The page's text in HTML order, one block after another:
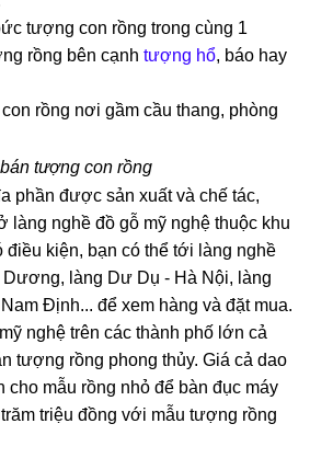
tượng con rồng trong cùng 1
rồng bên cạnh tượng hổ, báo hay
rồng nơi gầm cầu thang, phòng
tượng con rồng
phần được sản xuất và chế tác,
làng nghề đồ gỗ mỹ nghệ thuộc khu
điều kiện, bạn có thể tới làng nghề
làng Dư Dụ - Hà Nội, làng
Định... để xem hàng và đặt mua.
nghệ trên các thành phố lớn cả
tượng rồng phong thủy. Giá cả dao
cho mẫu rồng nhỏ để bàn đục máy
triệu đồng với mẫu tượng rồng